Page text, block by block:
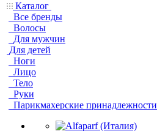
Каталог
Все бренды
Волосы
Для мужчин
Для детей
Ноги
Лицо
Тело
Руки
Парикмахерские принадлежности